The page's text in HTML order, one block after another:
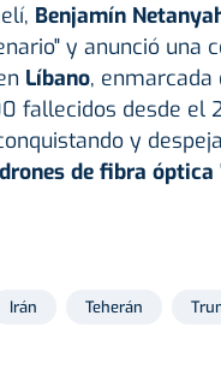
Benjamín
y anunció una
Líbano, enmarcada
fallecidos desde el
y
drones de fibra óptica
Irán Teherán